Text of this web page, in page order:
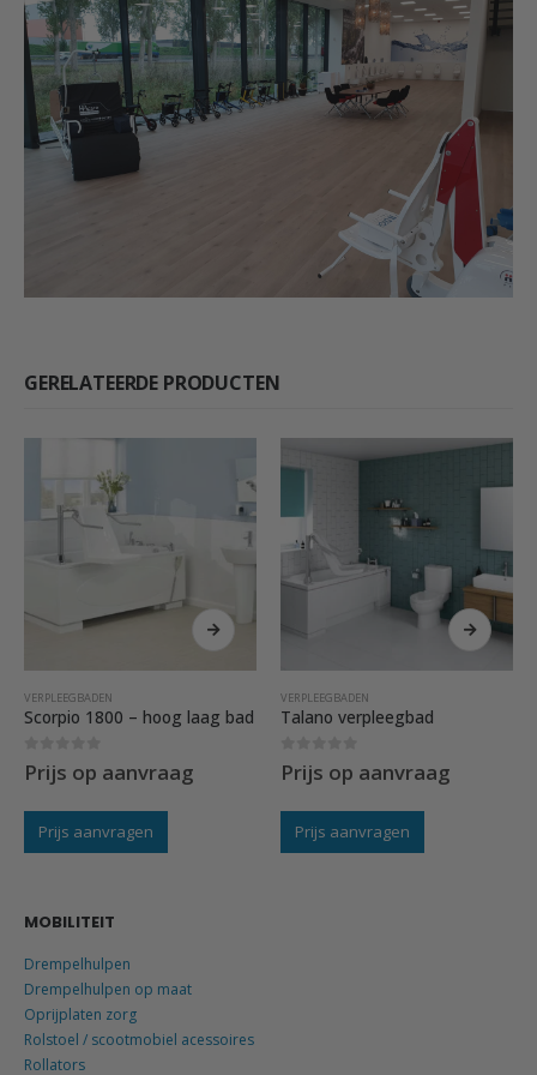
GERELATEERDE PRODUCTEN
VERPLEEGBADEN
Scorpio 1800 – hoog laag bad
0out of 5
Prijs op aanvraag
Prijs aanvragen
VERPLEEGBADEN
Talano verpleegbad
0out of 5
Prijs op aanvraag
Prijs aanvragen
MOBILITEIT
Drempelhulpen
Drempelhulpen op maat
Oprijplaten zorg
Rolstoel / scootmobiel acessoires
Rollators